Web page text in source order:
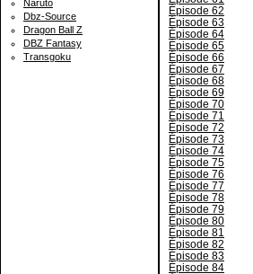
Naruto
Dbz-Source
Dragon Ball Z
DBZ Fantasy
Transgoku
Épisode 62
Épisode 63
Épisode 64
Épisode 65
Épisode 66
Épisode 67
Épisode 68
Épisode 69
Épisode 70
Épisode 71
Épisode 72
Épisode 73
Épisode 74
Épisode 75
Épisode 76
Épisode 77
Épisode 78
Épisode 79
Épisode 80
Épisode 81
Épisode 82
Épisode 83
Épisode 84